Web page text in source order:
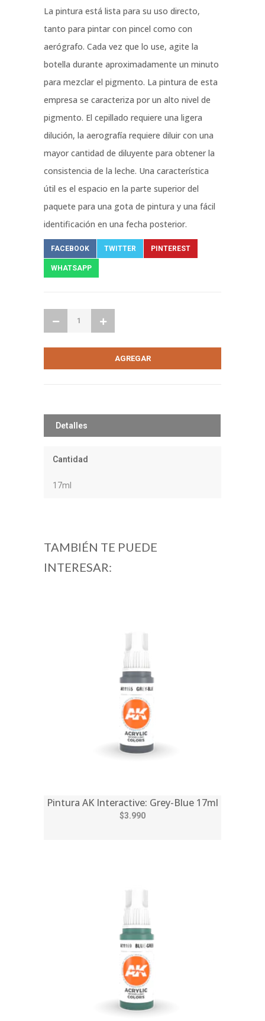
La pintura está lista para su uso directo,
tanto para pintar con pincel como con
aerógrafo. Cada vez que lo use, agite la
botella durante aproximadamente un minuto
para mezclar el pigmento. La pintura de esta
empresa se caracteriza por un alto nivel de
pigmento. El cepillado requiere una ligera
dilución, la aerografía requiere diluir con una
mayor cantidad de diluyente para obtener la
consistencia de la leche. Una característica
útil es el espacio en la parte superior del
paquete para una gota de pintura y una fácil
identificación en una fecha posterior.
FACEBOOK TWITTER PINTEREST
WHATSAPP
Detalles
Cantidad
17ml
TAMBIÉN TE PUEDE
INTERESAR:
Pintura AK Interactive: Grey-Blue 17ml
$3.990